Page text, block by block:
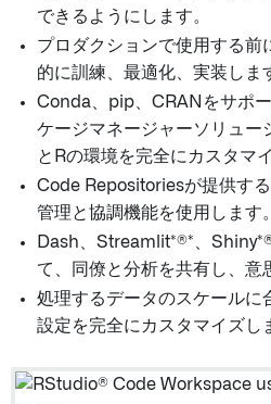
できるようにします。
プロダクションで使用する前
的に訓練、最適化、実装しま
Conda、pip、CRANをサポ
ケージマネージャーソリュー
とRの環境を完全にカスタマ
Code Repositoriesが提供す
管理と協調機能を使用します。
Dash、Streamlit*®*、
て、同僚と分析を共有し、意
処理するデータのスケールに
設定を完全にカスタマイズし